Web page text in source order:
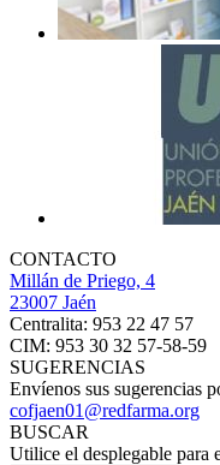
CONTACTO
Millán de Priego, 4
23007 Jaén
Centralita: 953 22 47 57
CIM: 953 30 32 57-58-59
SUGERENCIAS
Envíenos sus sugerencias
cofjaen01@redfarma.org
BUSCAR
Utilice el desplegable para